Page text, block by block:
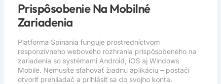
Prispôsobenie Na Mobilné
Zariadenia
Platforma Spinania funguje prostredníctvom
responzívneho webového rozhrania prispôsobeného na
zariadenia so systémami Android, iOS aj Windows
Mobile. Nemusíte sťahovať žiadnu aplikáciu – postačí
otvoriť prehliadač a prihlásiť sa do svojho konta.